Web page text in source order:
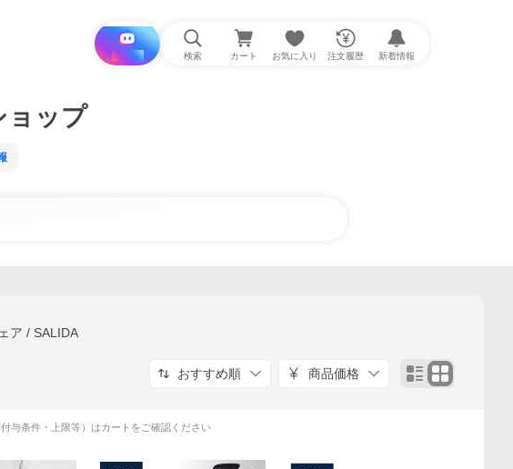
i と探す 検索 カート お気に入り 注文履歴 新着情報
ョップ
ア / SALIDA
おすすめ順 商品価格
与条件・上限等）はカートをご確認ください